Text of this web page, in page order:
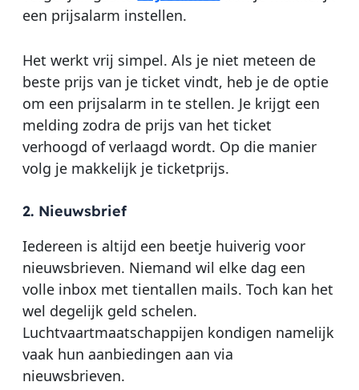
een prijsalarm instellen.
Het werkt vrij simpel. Als je niet meteen de
beste prijs van je ticket vindt, heb je de optie
om een prijsalarm in te stellen. Je krijgt een
melding zodra de prijs van het ticket
verhoogd of verlaagd wordt. Op die manier
volg je makkelijk je ticketprijs.
2. Nieuwsbrief
Iedereen is altijd een beetje huiverig voor
nieuwsbrieven. Niemand wil elke dag een
volle inbox met tientallen mails. Toch kan het
wel degelijk geld schelen.
Luchtvaartmaatschappijen kondigen namelijk
vaak hun aanbiedingen aan via
nieuwsbrieven.